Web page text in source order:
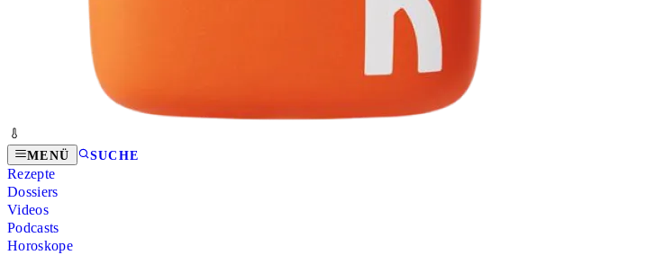
MENÜ SUCHE
Rezepte
Dossiers
Videos
Podcasts
Horoskope